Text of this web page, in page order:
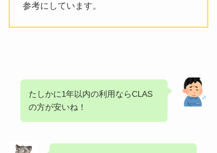
参考にしています。
たしかに1年以内の利用ならCLAS
の方が安いね！